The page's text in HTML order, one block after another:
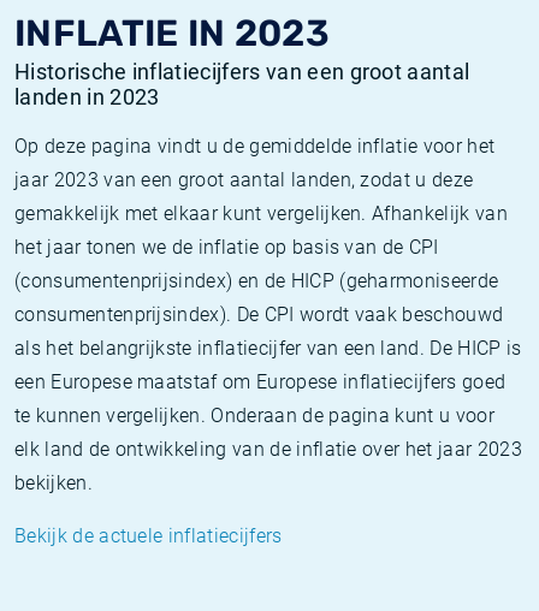
INFLATIE IN 2023
Historische inflatiecijfers van een groot aantal
landen in 2023
Op deze pagina vindt u de gemiddelde inflatie voor het
jaar 2023 van een groot aantal landen, zodat u deze
gemakkelijk met elkaar kunt vergelijken. Afhankelijk van
het jaar tonen we de inflatie op basis van de CPI
(consumentenprijsindex) en de HICP (geharmoniseerde
consumentenprijsindex). De CPI wordt vaak beschouwd
als het belangrijkste inflatiecijfer van een land. De HICP is
een Europese maatstaf om Europese inflatiecijfers goed
te kunnen vergelijken. Onderaan de pagina kunt u voor
elk land de ontwikkeling van de inflatie over het jaar 2023
bekijken.
Bekijk de actuele inflatiecijfers